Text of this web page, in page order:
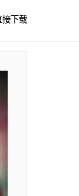
接下载